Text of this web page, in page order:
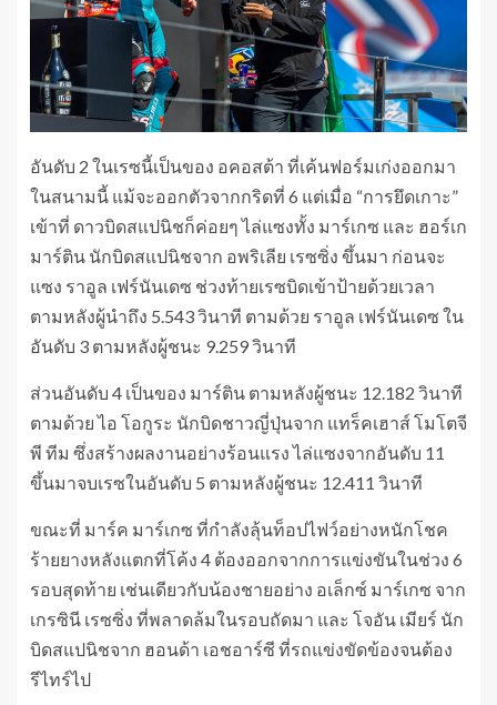
อันดับ 2 ในเรซนี้เป็นของ อคอสต้า ที่เค้นฟอร์มเก่งออกมา
ในสนามนี้ แม้จะออกตัวจากกริดที่ 6 แต่เมื่อ “การยึดเกาะ”
เข้าที่ ดาวบิดสแปนิชก็ค่อยๆ ไล่แซงทั้ง มาร์เกซ และ ฮอร์เก
มาร์ติน นักบิดสแปนิชจาก อพริเลีย เรซซิ่ง ขึ้นมา ก่อนจะ
แซง ราอูล เฟร์นันเดซ ช่วงท้ายเรซบิดเข้าป้ายด้วยเวลา
ตามหลังผู้นำถึง 5.543 วินาที ตามด้วย ราอูล เฟร์นันเดซ ใน
อันดับ 3 ตามหลังผู้ชนะ 9.259 วินาที
ส่วนอันดับ 4 เป็นของ มาร์ติน ตามหลังผู้ชนะ 12.182 วินาที
ตามด้วย ไอ โอกูระ นักบิดชาวญี่ปุ่นจาก แทร็คเฮาส์ โมโตจี
พี ทีม ซึ่งสร้างผลงานอย่างร้อนแรง ไล่แซงจากอันดับ 11
ขึ้นมาจบเรซในอันดับ 5 ตามหลังผู้ชนะ 12.411 วินาที
ขณะที่ มาร์ค มาร์เกซ ที่กำลังลุ้นท็อปไฟว์อย่างหนักโชค
ร้ายยางหลังแตกที่โค้ง 4 ต้องออกจากการแข่งขันในช่วง 6
รอบสุดท้าย เช่นเดียวกับน้องชายอย่าง อเล็กซ์ มาร์เกซ จาก
เกรซินี เรซซิ่ง ที่พลาดล้มในรอบถัดมา และ โจอัน เมียร์ นัก
บิดสแปนิชจาก ฮอนด้า เอชอาร์ซี ที่รถแข่งขัดข้องจนต้อง
รีไทร์ไป